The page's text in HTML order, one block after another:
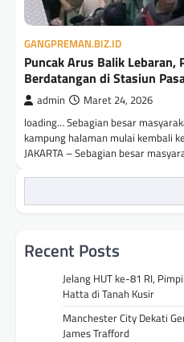
GANGPREMAN.BIZ.ID
Puncak Arus Balik Lebaran,
Berdatangan di Stasiun
admin Maret 24, 2026
loading… Sebagian besar
kampung halaman mulai kembali
JAKARTA – Sebagian besar
Recent Posts
Jelang HUT ke-81 RI,
Hatta di Tanah Kusir
Manchester City Dekati
James Trafford